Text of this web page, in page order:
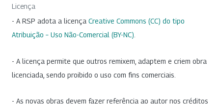
Licença
- A RSP adota a licença Creative Commons (CC) do tipo
Atribuição – Uso Não-Comercial (BY-NC)
- A licença permite que outros remixem, adaptem e criem obra
licenciada, sendo proibido o uso com fins comerciais.
- As novas obras devem fazer referência ao autor nos créditos